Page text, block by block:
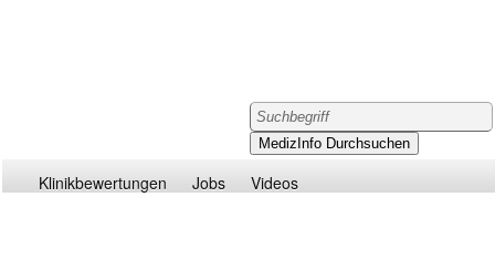
Klinikbewertungen Jobs Videos